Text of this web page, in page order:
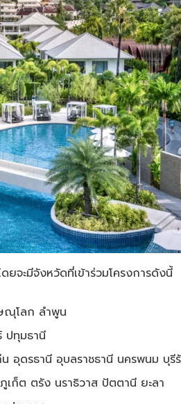
ยจะมีจังหวัดที่เข้าร่วมโครงการดังนี้
ณุโลก ลำพูน
ปทุมธานี
อุดรธานี อุบลราชธานี นครพนม บุรี
เก็ต ตรัง นราธิวาส ปัตตานี ยะลา